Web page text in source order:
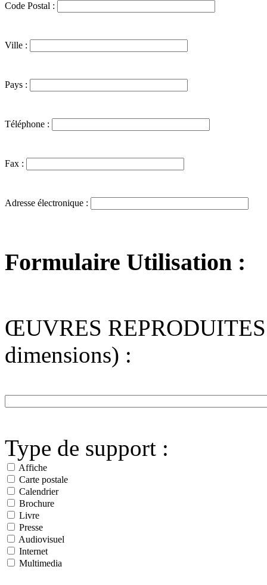
Code Postal :
Ville :
Pays :
Téléphone :
Fax :
Adresse électronique :
Formulaire Utilisation :
ŒUVRES REPRODUITES
dimensions) :
Type de support :
Affiche
Carte postale
Calendrier
Brochure
Livre
Presse
Audiovisuel
Internet
Multimedia